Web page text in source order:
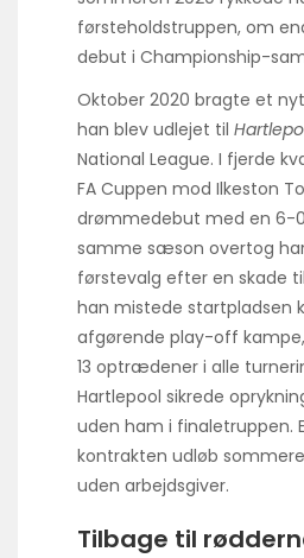
førsteholdstruppen, om
debut i Championship-
Oktober 2020 bragte et
han blev udlejet til
National League. I fjerde
FA Cuppen mod Ilkeston
drømmedebut med en 6-
samme sæson overtog
førstevalg efter en skade
han mistede startpladsen
afgørende play-off
13 optrædener i alle
Hartlepool sikrede
uden ham i finaletruppen.
kontrakten udløb
uden arbejdsgiver.
Tilbage til